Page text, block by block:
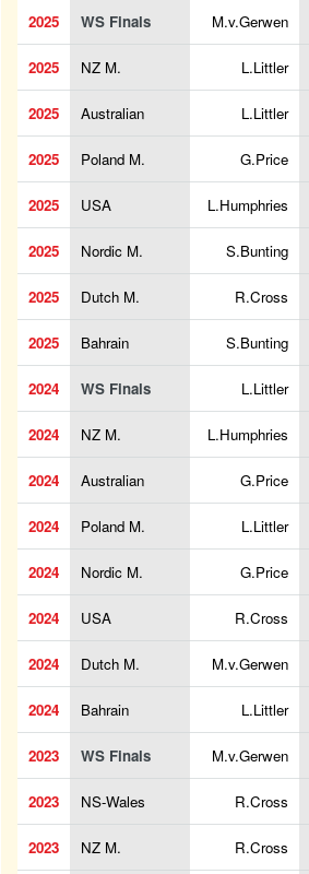
2025 WS Finals M.v.Gerwen
2025 NZ M. L.Littler
2025 Australian L.Littler
2025 Poland M. G.Price
2025 USA L.Humphries
2025 Nordic M. S.Bunting
2025 Dutch M. R.Cross
2025 Bahrain S.Bunting
2024 WS Finals L.Littler
2024 NZ M. L.Humphries
2024 Australian G.Price
2024 Poland M. L.Littler
2024 Nordic M. G.Price
2024 USA R.Cross
2024 Dutch M. M.v.Gerwen
2024 Bahrain L.Littler
2023 WS Finals M.v.Gerwen
2023 NS-Wales R.Cross
2023 NZ M. R.Cross